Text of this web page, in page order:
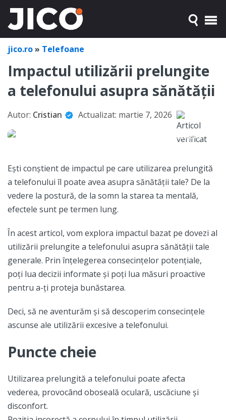
jico.ro» Telefoane
Impactul utilizării prelungite
a telefonului asupra sănătății
Autor: Cristian Actualizat: martie 7, 2026
Ești conștient de impactul pe care utilizarea prelungită
a telefonului îl poate avea asupra sănătății tale? De la
vedere la postură, de la somn la starea ta mentală,
efectele sunt pe termen lung.
În acest articol, vom explora impactul bazat pe dovezi al
utilizării prelungite a telefonului asupra sănătății tale
generale. Prin înțelegerea consecințelor potențiale,
poți lua decizii informate și poți lua măsuri proactive
pentru a-ți proteja bunăstarea.
Deci, să ne aventurăm și să descoperim consecințele
ascunse ale utilizării excesive a telefonului.
Puncte cheie
Utilizarea prelungită a telefonului poate afecta
vederea, provocând oboseală oculară, uscăciune și
disconfort.